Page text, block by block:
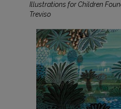
Illustrations for Children
Treviso